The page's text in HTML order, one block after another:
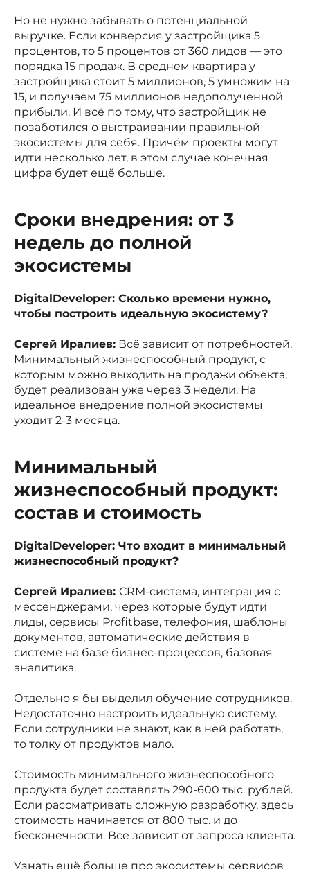
Но не нужно забывать о потенциальной
выручке. Если конверсия у застройщика 5
процентов, то 5 процентов от 360 лидов — это
порядка 15 продаж. В среднем квартира у
застройщика стоит 5 миллионов, 5 умножим на
15, и получаем 75 миллионов недополученной
прибыли. И всё по тому, что застройщик не
позаботился о выстраивании правильной
экосистемы для себя. Причём проекты могут
идти несколько лет, в этом случае конечная
цифра будет ещё больше.
Сроки внедрения: от 3
недель до полной
экосистемы
DigitalDeveloper: Сколько времени нужно,
чтобы построить идеальную экосистему?
Сергей Иралиев: Всё зависит от потребностей.
Минимальный жизнеспособный продукт, с
которым можно выходить на продажи объекта,
будет реализован уже через 3 недели. На
идеальное внедрение полной экосистемы
уходит 2-3 месяца.
Минимальный
жизнеспособный продукт:
состав и стоимость
DigitalDeveloper: Что входит в минимальный
жизнеспособный продукт?
Сергей Иралиев: CRM-система, интеграция с
мессенджерами, через которые будут идти
лиды, сервисы Profitbase, телефония, шаблоны
документов, автоматические действия в
системе на базе бизнес-процессов, базовая
аналитика.
Отдельно я бы выделил обучение сотрудников.
Недостаточно настроить идеальную систему.
Если сотрудники не знают, как в ней работать,
то толку от продуктов мало.
Стоимость минимального жизнеспособного
продукта будет составлять 290-600 тыс. рублей.
Если рассматривать сложную разработку, здесь
стоимость начинается от 800 тыс. и до
бесконечности. Всё зависит от запроса клиента.
Узнать ещё больше про экосистемы сервисов